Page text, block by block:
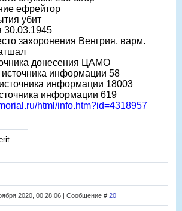
ефрейтор
убит
30.03.1945
захоронения Венгрия, варм.
донесения ЦАМО
информации 58
информации 18003
информации 619
html/info.htm?id=4318957
2020, 00:28:06 | Сообщение # 20